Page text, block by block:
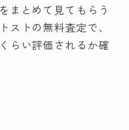
まとめて見てもらう
ストの無料査定で、
らい評価されるか確